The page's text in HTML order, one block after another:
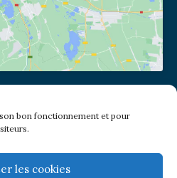
bon fonctionnement et pour
les cookies